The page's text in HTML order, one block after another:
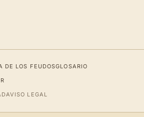
DE LOS FEUDOSGLOSARIO
AVISO LEGAL